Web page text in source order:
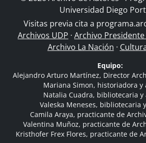
Universidad Diego
Visitas previa cita a
Archivos UDP · Archivo
Archivo La Nación ·
Equipo:
Alejandro Arturo Martínez, Director
Mariana Simon, historiadora y
Natalia Cuadra, bibliotecaria y
Valeska Meneses, bibliotecaria
Camila Araya, practicante de
Valentina Muñoz, practicante de
Kristhofer Frex Flores, practicante de